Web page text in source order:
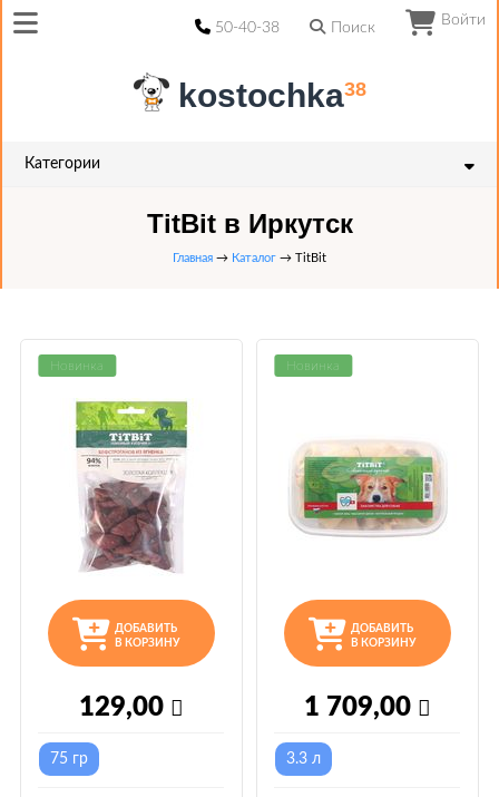
Войти
50-40-38 Поиск
kostochka38
Категории
TitBit в Иркутск
Главная → Каталог → TitBit
Новинка
ДОБАВИТЬ
В КОРЗИНУ
129,00
75 гр
Новинка
ДОБАВИТЬ
В КОРЗИНУ
1 709,00
3.3 л